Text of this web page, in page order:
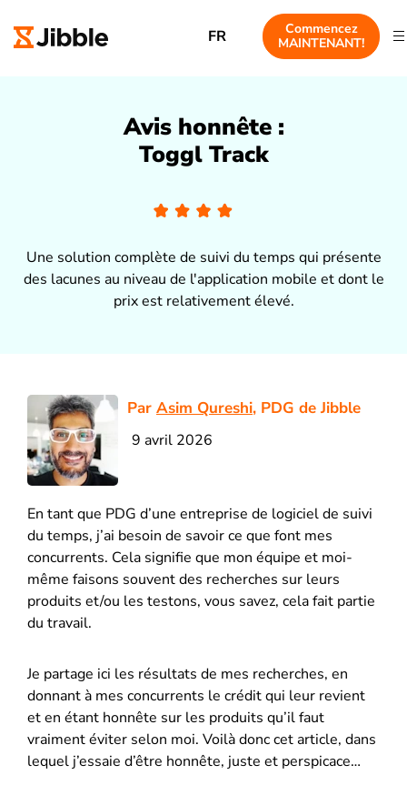
FR
Commencez
MAINTENANT!
Avis honnête :
Toggl Track
Une solution complète de suivi du temps qui présente
des lacunes au niveau de l'application mobile et dont le
prix est relativement élevé.
Par Asim Qureshi, PDG de Jibble
9 avril 2026
En tant que PDG d’une entreprise de logiciel de suivi
du temps, j’ai besoin de savoir ce que font mes
concurrents. Cela signifie que mon équipe et moi-
même faisons souvent des recherches sur leurs
produits et/ou les testons, vous savez, cela fait partie
du travail.
Je partage ici les résultats de mes recherches, en
donnant à mes concurrents le crédit qui leur revient
et en étant honnête sur les produits qu’il faut
vraiment éviter selon moi. Voilà donc cet article, dans
lequel j’essaie d’être honnête, juste et perspicace…